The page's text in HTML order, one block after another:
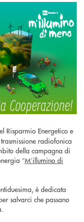
Risparmio Energetico e
radiofonica
della campagna di
“M’illumino di
è dedicata
salvarci che passano